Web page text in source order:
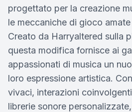
progettato per la creazione
le meccaniche di gioco
Creato da Harryaltered sulla
questa modifica fornisce ai
appassionati di musica un
loro espressione artistica.
vivaci, interazioni
librerie sonore